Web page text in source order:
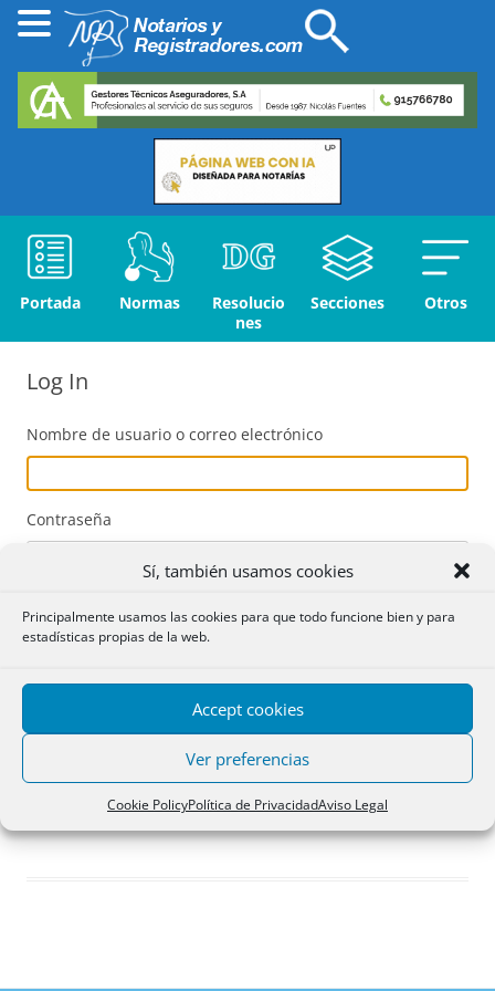
Sí, también usamos cookies
Principalmente usamos las cookies para que todo funcione bien y para
estadísticas propias de la web.
Accept cookies
Ver preferencias
Cookie PolicyPolítica de PrivacidadAviso Legal
Portada Normas
Resolucio
nes
Secciones Otros
Log In
Nombre de usuario o correo electrónico
Contraseña
Acceder
Registro
¿Has olvidado tu contraseña?